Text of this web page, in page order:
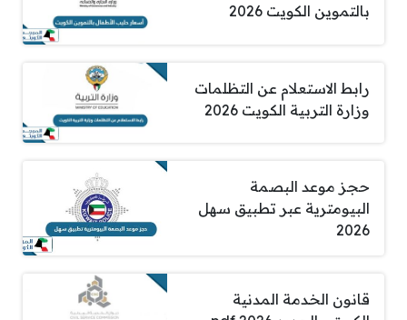
بالتموين الكويت 2026
رابط الاستعلام عن التظلمات
وزارة التربية الكويت 2026
حجز موعد البصمة
البيومترية عبر تطبيق سهل
2026
قانون الخدمة المدنية